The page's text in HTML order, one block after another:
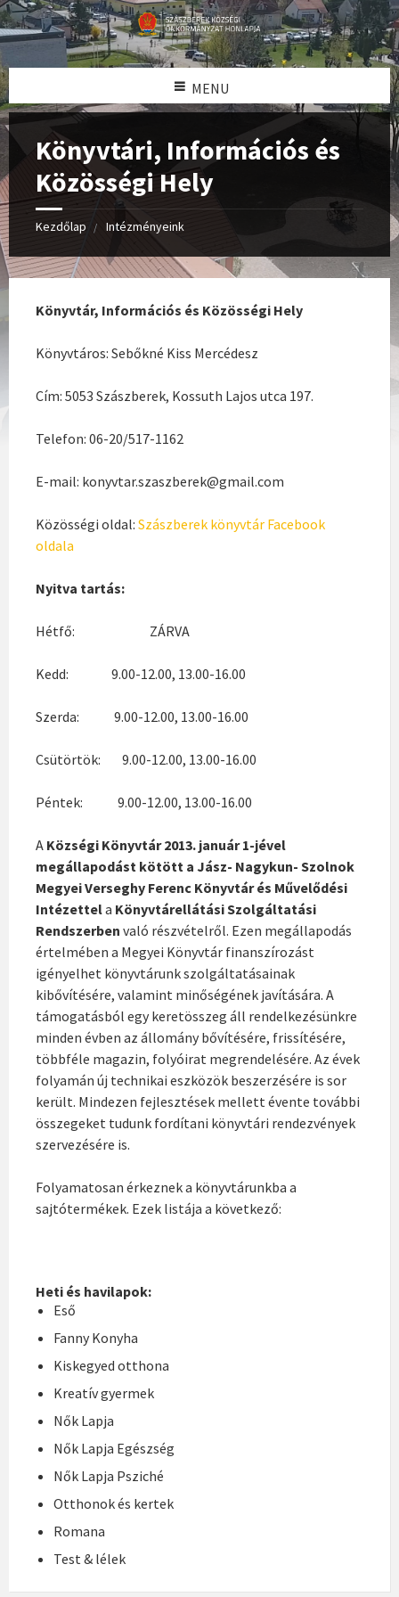
MENU
Könyvtári, Információs és
Közösségi Hely
Kezdőlap Intézményeink
Könyvtár, Információs és Közösségi Hely
Könyvtáros: Sebőkné Kiss Mercédesz
Cím: 5053 Szászberek, Kossuth Lajos utca 197.
Telefon: 06-20/517-1162
E-mail: konyvtar.szaszberek@gmail.com
Közösségi oldal: Szászberek könyvtár Facebook
oldala
Nyitva tartás:
Hétfő: ZÁRVA
Kedd: 9.00-12.00, 13.00-16.00
Szerda: 9.00-12.00, 13.00-16.00
Csütörtök: 9.00-12.00, 13.00-16.00
Péntek: 9.00-12.00, 13.00-16.00
A Községi Könyvtár 2013. január 1-jével
megállapodást kötött a Jász- Nagykun- Szolnok
Megyei Verseghy Ferenc Könyvtár és Művelődési
Intézettela Könyvtárellátási Szolgáltatási
Rendszerben való részvételről. Ezen megállapodás
értelmében a Megyei Könyvtár finanszírozást
igényelhet könyvtárunk szolgáltatásainak
kibővítésére, valamint minőségének javítására. A
támogatásból egy keretösszeg áll rendelkezésünkre
minden évben az állomány bővítésére, frissítésére,
többféle magazin, folyóirat megrendelésére. Az évek
folyamán új technikai eszközök beszerzésére is sor
került. Mindezen fejlesztések mellett évente további
összegeket tudunk fordítani könyvtári rendezvények
szervezésére is.
Folyamatosan érkeznek a könyvtárunkba a
sajtótermékek. Ezek listája a következő:
Heti és havilapok:
Eső
Fanny Konyha
Kiskegyed otthona
Kreatív gyermek
Nők Lapja
Nők Lapja Egészség
Nők Lapja Psziché
Otthonok és kertek
Romana
Test & lélek